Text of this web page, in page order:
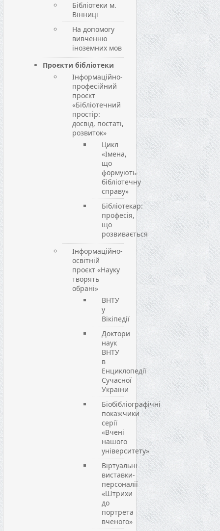
Бібліотеки м.
Вінниці
На допомогу
вивченню
іноземних мов
Проєкти бібліотеки
Інформаційно-
професійний
проєкт
«Бібліотечний
простір:
досвід, постаті,
розвиток»
Цикл
«Імена,
що
формують
бібліотечну
справу»
Бібліотекар:
професія,
що
розвивається
Інформаційно-
освітній
проєкт «Науку
творять
обрані»
ВНТУ
у
Вікіпедії
Доктори
наук
ВНТУ
в
Енциклопедії
Сучасної
України
Біобібліографічні
покажчики
серії
«Вчені
нашого
університету»
Віртуальні
виставки-
персоналії
«Штрихи
до
портрета
вченого»